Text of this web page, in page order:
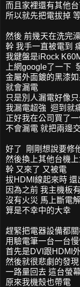
而且家裡還有其他
所以就先把電拔掉
然後 前幾天在洗完
幹 我手一直被電到
我鍵盤是iRock
上網google了一下
金屬外面鍍的黑漆
就會漏電
只是別人漏電好像
我漏電超強 迴到就
正好我在公司買了
不會漏電 就把兩邊
好了 剛剛想說要修
然後換上其他台機
幹 又來了 又被電
拔HDMI線起來時 還
因為之前 我主機板
沒有火災 馬上斷電
算是不幸中的大幸
趕緊把電器設備都
用驗電筆一台一台
首先是DVI跟HDMI
然後就很悲劇的發
一路量回去 這台螢
原來我機殼也帶電